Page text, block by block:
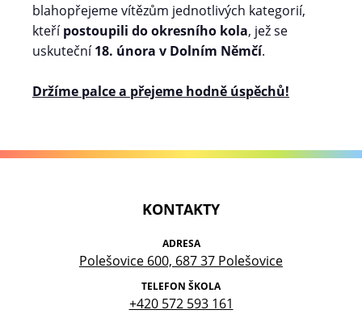
blahopřejeme vítězům jednotlivých kategorií,
kteřípostoupili do okresního kola, jež se
uskuteční18. února v Dolním Němčí.
Držíme palce a přejeme hodně úspěchů!
KONTAKTY
ADRESA
Polešovice 600, 687 37 Polešovice
TELEFON ŠKOLA
+420 572 593 161